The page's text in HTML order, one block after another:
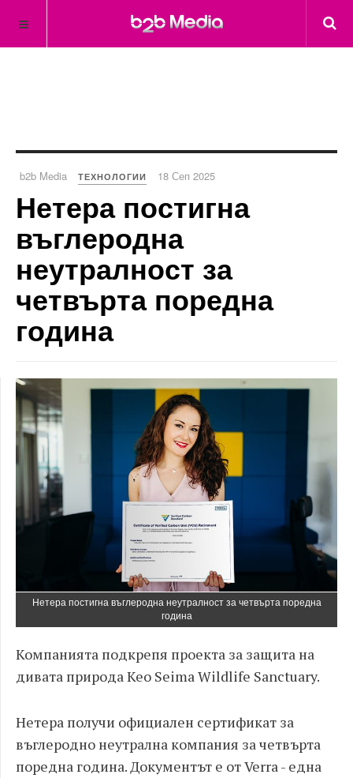
b2b Media ТЕХНОЛОГИИ 18 Сеп 2025
Нетера постигна
въглеродна
неутралност за
четвърта поредна
година
Нетера постигна въглеродна неутралност за четвърта поредна
година
Компанията подкрепя проекта за защита на
дивата природа Keo Seima Wildlife Sanctuary.
Нетера получи официален сертификат за
въглеродно неутрална компания за четвърта
поредна година. Документът е от Verra - една